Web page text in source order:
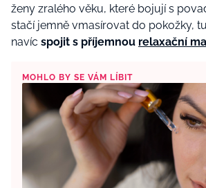
ženy zralého věku, které bojují s
stačí jemně vmasírovat do pokožky,
navíc spojit s příjemnou relaxační
MOHLO BY SE VÁM LÍBIT